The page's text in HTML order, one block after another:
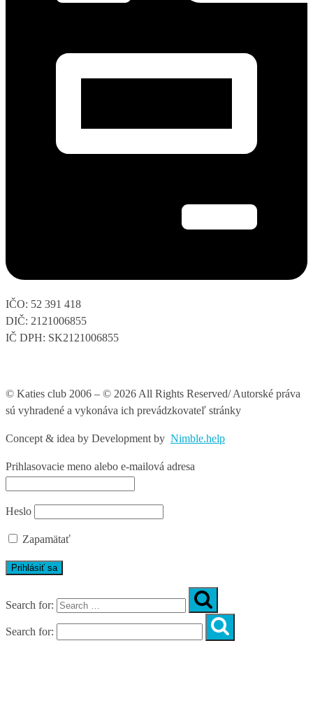
IČO: 52 391 418
DIČ: 2121006855
IČ DPH: SK2121006855
© Katies club 2006 – © 2026 All Rights Reserved/ Autorské práva
sú vyhradené a vykonáva ich prevádzkovateľ stránky
Concept & idea by Development by Nimble.help
Prihlasovacie meno alebo e-mailová adresa
Heslo
Zapamätať
Search for:
Search for: